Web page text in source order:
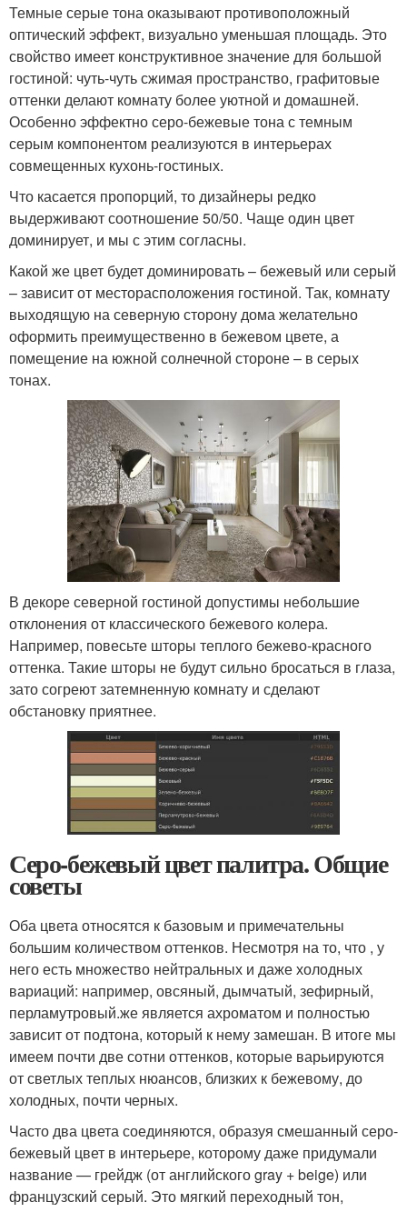
Темные серые тона оказывают противоположный
оптический эффект, визуально уменьшая площадь. Это
свойство имеет конструктивное значение для большой
гостиной: чуть-чуть сжимая пространство, графитовые
оттенки делают комнату более уютной и домашней.
Особенно эффектно серо-бежевые тона с темным
серым компонентом реализуются в интерьерах
совмещенных кухонь-гостиных.
Что касается пропорций, то дизайнеры редко
выдерживают соотношение 50/50. Чаще один цвет
доминирует, и мы с этим согласны.
Какой же цвет будет доминировать – бежевый или серый
– зависит от месторасположения гостиной. Так, комнату
выходящую на северную сторону дома желательно
оформить преимущественно в бежевом цвете, а
помещение на южной солнечной стороне – в серых
тонах.
В декоре северной гостиной допустимы небольшие
отклонения от классического бежевого колера.
Например, повесьте шторы теплого бежево-красного
оттенка. Такие шторы не будут сильно бросаться в глаза,
зато согреют затемненную комнату и сделают
обстановку приятнее.
Серо-бежевый цвет палитра. Общие
советы
Оба цвета относятся к базовым и примечательны
большим количеством оттенков. Несмотря на то, что , у
него есть множество нейтральных и даже холодных
вариаций: например, овсяный, дымчатый, зефирный,
перламутровый.же является ахроматом и полностью
зависит от подтона, который к нему замешан. В итоге мы
имеем почти две сотни оттенков, которые варьируются
от светлых теплых нюансов, близких к бежевому, до
холодных, почти черных.
Часто два цвета соединяются, образуя смешанный серо-
бежевый цвет в интерьере, которому даже придумали
название — грейдж (от английского gray + beige) или
французский серый. Это мягкий переходный тон,